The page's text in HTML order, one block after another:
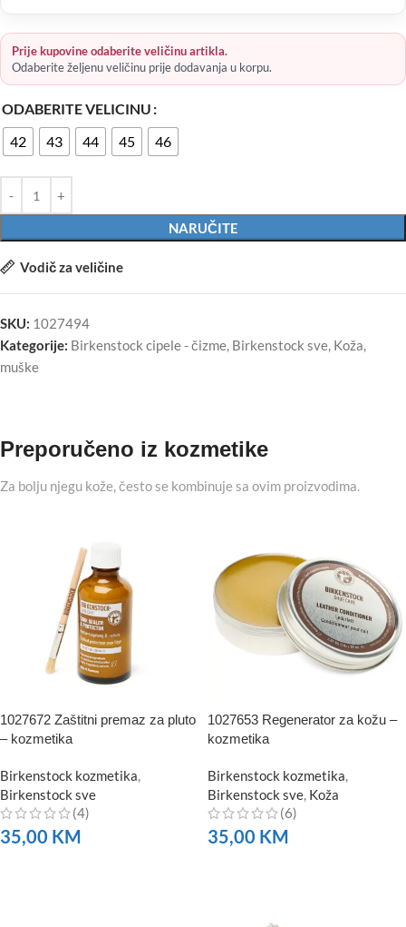
Prije kupovine odaberite veličinu artikla.
Odaberite željenu veličinu prije dodavanja u korpu.
ODABERITE VELICINU
42
43 44 45 46
NARUČITE
Vodič za veličine
SKU: 1027494
Kategorije: Birkenstock cipele - čizme, Birkenstock sve, Koža,
muške
Preporučeno iz kozmetike
Za bolju njegu kože, često se kombinuje sa ovim proizvodima.
1027672 Zaštitni premaz za pluto
– kozmetika
Birkenstock kozmetika,
Birkenstock sve
(4)
35,00 KM
1027653 Regenerator za kožu –
kozmetika
Birkenstock kozmetika,
Birkenstock sve, Koža
(6)
35,00 KM